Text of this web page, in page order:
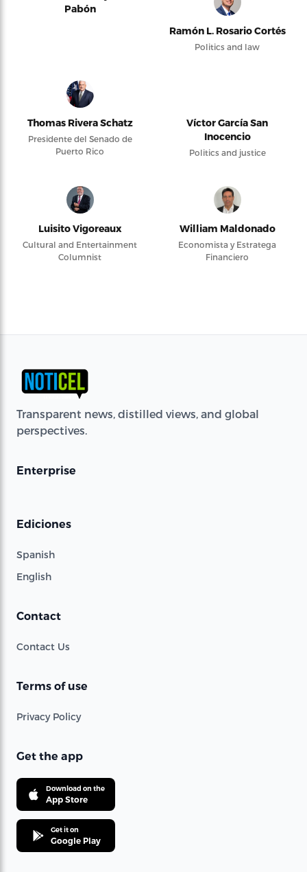
Pabón
Ramón L. Rosario Cortés
Politics and law
Thomas Rivera Schatz
Presidente del Senado de
Puerto Rico
Víctor García San
Inocencio
Politics and justice
Luisito Vigoreaux
Cultural and Entertainment
Columnist
William Maldonado
Economista y Estratega
Financiero
Transparent news, distilled views, and global
perspectives.
Enterprise
Ediciones
Spanish
English
Contact
Contact Us
Terms of use
Privacy Policy
Get the app
Download on the
App Store
Get it on
Google Play